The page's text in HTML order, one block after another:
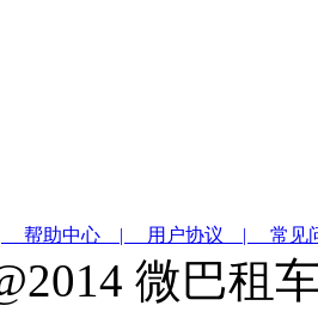
帮助中心 | 用户协议 | 常
微巴